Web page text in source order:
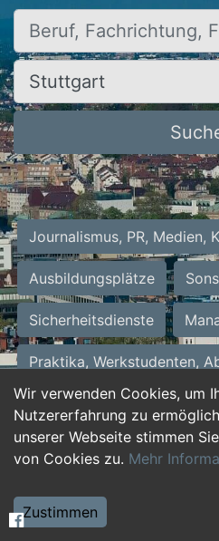
Wir verwenden Cookies, um
Nutzererfahrung zu
unserer Webseite stimmen
von Cookies zu. Mehr
Zustimmen
Beruf, Fachrichtung, Firma
Ort, Stadt
Journalismus, PR, Medien,
Ausbildungsplätze
Sicherheitsdienste
Praktika, Werkstudenten,
Personalwesen
Hilfskräfte, Aushilfs- und
Weiterbildung, Studium,